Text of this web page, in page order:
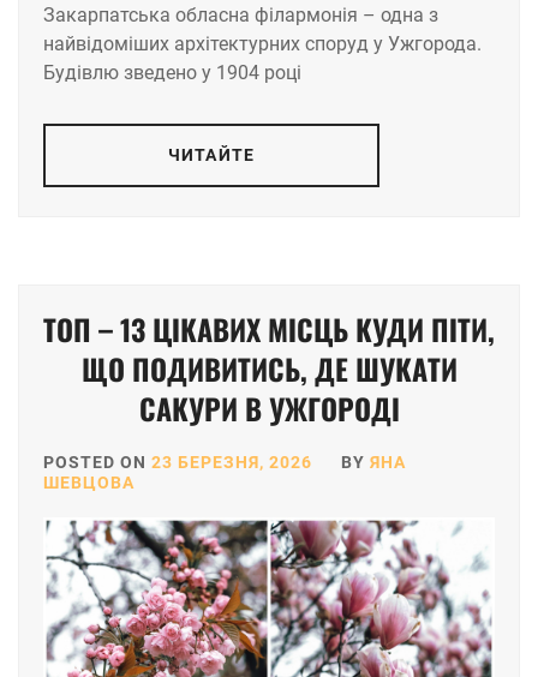
Закарпатська обласна філармонія – одна з
найвідоміших архітектурних споруд у Ужгорода.
Будівлю зведено у 1904 році
ЧИТАЙТЕ
TOП – 13 ЦІКАВИХ МІСЦЬ КУДИ ПІТИ,
ЩО ПОДИВИТИСЬ, ДЕ ШУКАТИ
САКУРИ В УЖГОРОДІ
POSTED ON 23 БЕРЕЗНЯ, 2026 BY ЯНА
ШЕВЦОВА